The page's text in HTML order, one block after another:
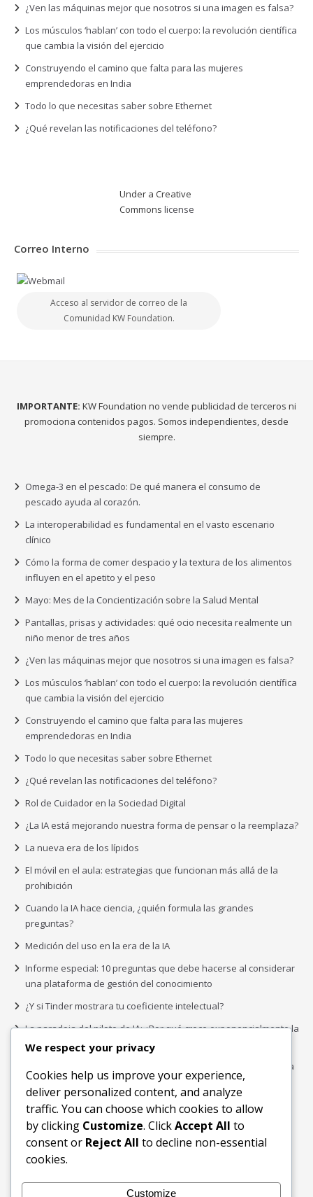
¿Ven las máquinas mejor que nosotros si una imagen es falsa?
Los músculos ‘hablan’ con todo el cuerpo: la revolución científica
que cambia la visión del ejercicio
Construyendo el camino que falta para las mujeres
emprendedoras en India
Todo lo que necesitas saber sobre Ethernet
¿Qué revelan las notificaciones del teléfono?
Under a Creative
Commons license
Correo Interno
Acceso al servidor de correo de la
Comunidad KW Foundation.
IMPORTANTE: KW Foundation no vende publicidad de terceros ni
promociona contenidos pagos. Somos independientes, desde
siempre.
Omega-3 en el pescado: De qué manera el consumo de
pescado ayuda al corazón.
La interoperabilidad es fundamental en el vasto escenario
clínico
Cómo la forma de comer despacio y la textura de los alimentos
influyen en el apetito y el peso
Mayo: Mes de la Concientización sobre la Salud Mental
Pantallas, prisas y actividades: qué ocio necesita realmente un
niño menor de tres años
¿Ven las máquinas mejor que nosotros si una imagen es falsa?
Los músculos ‘hablan’ con todo el cuerpo: la revolución científica
que cambia la visión del ejercicio
Construyendo el camino que falta para las mujeres
emprendedoras en India
Todo lo que necesitas saber sobre Ethernet
¿Qué revelan las notificaciones del teléfono?
Rol de Cuidador en la Sociedad Digital
¿La IA está mejorando nuestra forma de pensar o la reemplaza?
La nueva era de los lípidos
El móvil en el aula: estrategias que funcionan más allá de la
prohibición
Cuando la IA hace ciencia, ¿quién formula las grandes
preguntas?
Medición del uso en la era de la IA
Informe especial: 10 preguntas que debe hacerse al considerar
una plataforma de gestión del conocimiento
¿Y si Tinder mostrara tu coeficiente intelectual?
La paradoja del piloto de IA: ¿Por qué crece exponencialmente la
complejidad de la IA empresarial?
Los organigramas de marketing se crearon para los canales. La
IA acaba de dejarlos obsoletos.
Buscar
Buscar
We respect your privacy
Cookies help us improve your experience,
deliver personalized content, and analyze
traffic. You can choose which cookies to allow
by clicking Customize. ClickAccept All to
consent or Reject All to decline non-essential
cookies.
Customize